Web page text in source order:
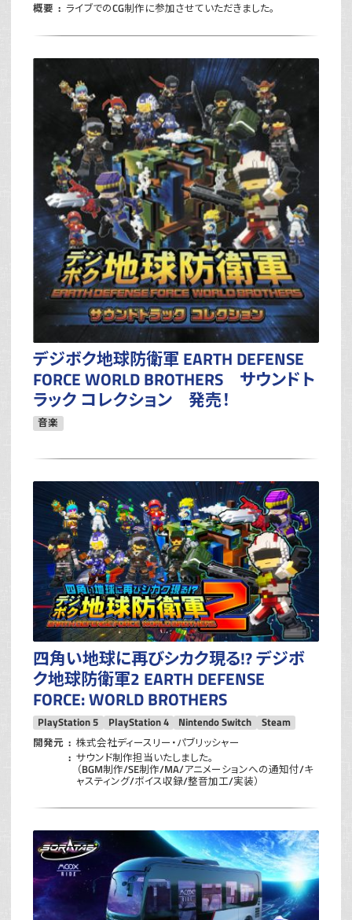
概要
ライブでのCG制作に参加させていただきました。
デジボク地球防衛軍 EARTH DEFENSE
FORCE WORLD BROTHERS サウンドト
ラック コレクション 発売！
音楽
四角い地球に再びシカク現る!? デジボ
ク地球防衛軍2 EARTH DEFENSE
FORCE: WORLD BROTHERS
PlayStation 5 PlayStation 4 Nintendo Switch
Steam
開発元
株式会社ディースリー・パブリッシャー
サウンド制作担当いたしました。
（BGM制作/SE制作/MA/アニメーションへの通知付/キ
ャスティング/ボイス収録/整音加工/実装）